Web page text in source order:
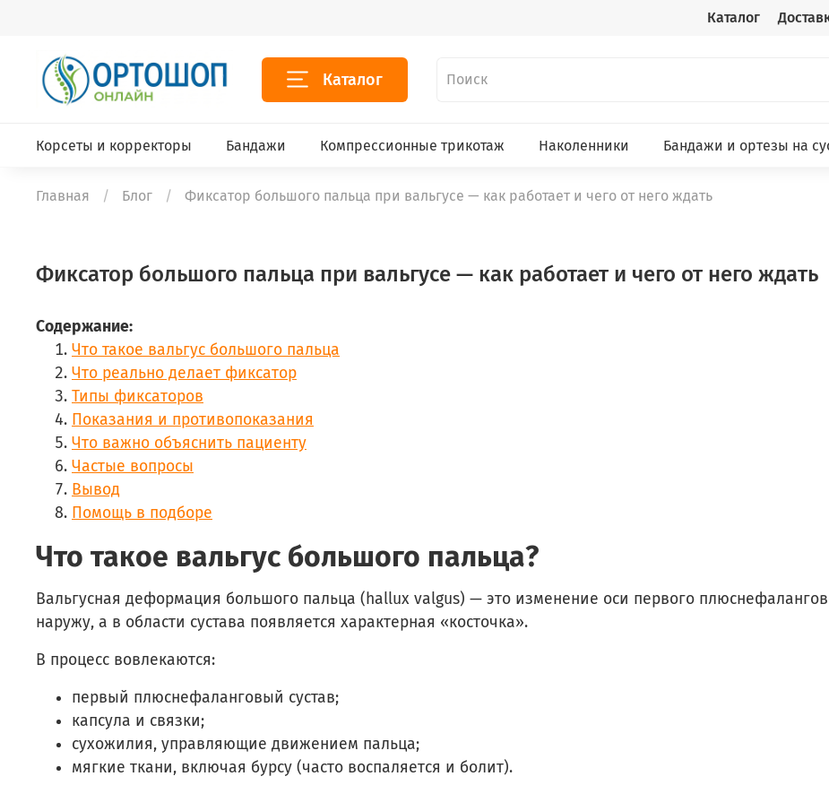
Каталог
Каталог
Корсеты и корректоры Бандажи Компрессионные трикотаж Наколенники Бандажи и ортезы на
Главная Блог Фиксатор большого пальца при вальгусе — как работает и чего от него ждать
Фиксатор большого пальца при вальгусе — как работает и чего от него ждать
Содержание:
Что такое вальгус большого пальца
Что реально делает фиксатор
Типы фиксаторов
Показания и противопоказания
Что важно объяснить пациенту
Частые вопросы
Вывод
Помощь в подборе
Что такое вальгус большого пальца?
Вальгусная деформация большого пальца (hallux valgus) — это изменение оси первого
наружу, а в области сустава появляется характерная «косточка».
В процесс вовлекаются:
первый плюснефаланговый сустав;
капсула и связки;
сухожилия, управляющие движением пальца;
мягкие ткани, включая бурсу (часто воспаляется и болит).